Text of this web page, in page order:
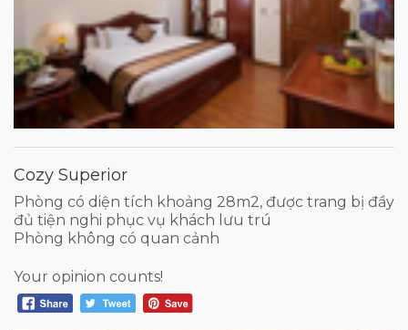
Cozy Superior
Phòng có diện tích khoảng 28m2, được trang bị đầy
đủ tiện nghi phục vụ khách lưu trú
Phòng không có quan cảnh
Your opinion counts!